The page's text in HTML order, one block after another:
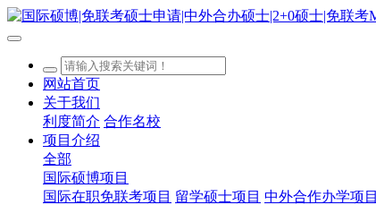
网站首页
关于我们
利度简介 合作名校
项目介绍
全部
国际硕博项目
国际在职免联考项目 留学硕士项目 中外合作办学项目